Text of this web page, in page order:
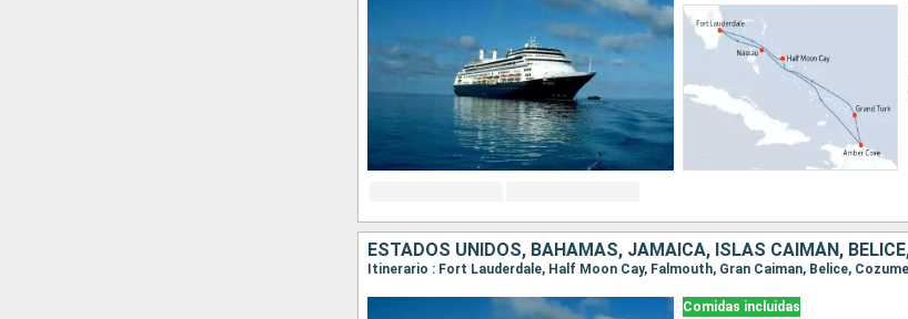
ESTADOS UNIDOS, BAHAMAS, JAMAICA, ISLAS CAIMÁN,
Comidas incluidas